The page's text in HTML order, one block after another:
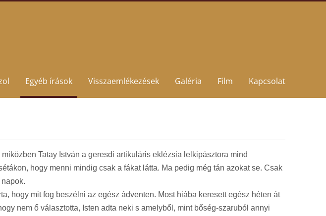
Egyéb írások Visszaemlékezések Galéria Film Kapcsolat
Tatay István a geresdi artikuláris eklézsia lelkipásztora mind
hogy menni mindig csak a fákat látta. Ma pedig még tán azokat se. Csak
hogy mit fog beszélni az egész ádventen. Most hiába keresett egész héten át
nem ő választotta, Isten adta neki s amelyből, mint bőség-szaruból annyi